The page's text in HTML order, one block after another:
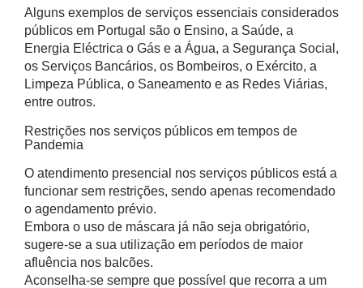
Alguns exemplos de serviços essenciais considerados
públicos em Portugal são o Ensino, a Saúde, a
Energia Eléctrica o Gás e a Água, a Segurança Social,
os Serviços Bancários, os Bombeiros, o Exército, a
Limpeza Pública, o Saneamento e as Redes Viárias,
entre outros.
Restrições nos serviços públicos em tempos de
Pandemia
O atendimento presencial nos serviços públicos está a
funcionar sem restrições, sendo apenas recomendado
o agendamento prévio.
Embora o uso de máscara já não seja obrigatório,
sugere-se a sua utilização em períodos de maior
afluência nos balcões.
Aconselha-se sempre que possível que recorra a um